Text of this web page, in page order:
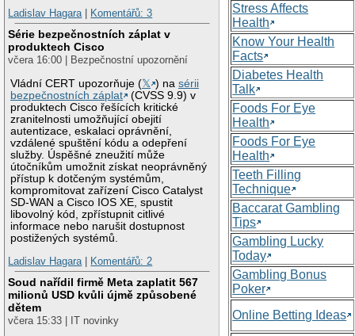
Ladislav Hagara| Komentářů: 3
Série bezpečnostních záplat v
produktech Cisco
včera 16:00 | Bezpečnostní upozornění
Vládní CERT upozorňuje (𝕏 ) nasérii
bezpečnostních záplat
(CVSS 9.9) v
produktech Cisco řešících kritické
zranitelnosti umožňující obejití
autentizace, eskalaci oprávnění,
vzdálené spuštění kódu a odepření
služby. Úspěšné zneužití může
útočníkům umožnit získat neoprávněný
přístup k dotčeným systémům,
kompromitovat zařízení Cisco Catalyst
SD-WAN a Cisco IOS XE, spustit
libovolný kód, zpřístupnit citlivé
informace nebo narušit dostupnost
postižených systémů.
Ladislav Hagara| Komentářů: 2
Soud nařídil firmě Meta zaplatit 567
milionů USD kvůli újmě způsobené
dětem
včera 15:33 | IT novinky
Stress Affects
Health
Know Your Health
Facts
Diabetes Health
Talk
Foods For Eye
Health
Foods For Eye
Health
Teeth Filling
Technique
Baccarat Gambling
Tips
Gambling Lucky
Today
Gambling Bonus
Poker
Online Betting Ideas